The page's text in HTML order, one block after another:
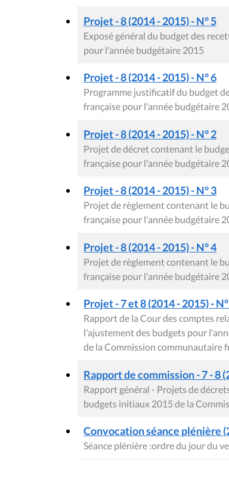
Projet - 8 (2014 - 2015) - N° 5
Exposé général du budget des
pour l'année budgétaire 2015
Projet - 8 (2014 - 2015) - N° 6
Programme justificatif du budget
française pour l'année budgétaire
Projet - 8 (2014 - 2015) - N° 2
Projet de décret contenant le
française pour l'année budgétaire
Projet - 8 (2014 - 2015) - N° 3
Projet de règlement contenant le
française pour l'année budgétaire
Projet - 8 (2014 - 2015) - N° 4
Projet de règlement contenant le
française pour l'année budgétaire
Projet - 7 et 8 (2014 - 2015) -
Rapport de la Cour des comptes
l'ajustement des budgets pour
de la Commission communautaire
Rapport de commission - 7 - 8
Rapport général - Projets de
budgets initiaux 2015 de la
Convocation séance plénière
Séance plénière :ordre du jour du